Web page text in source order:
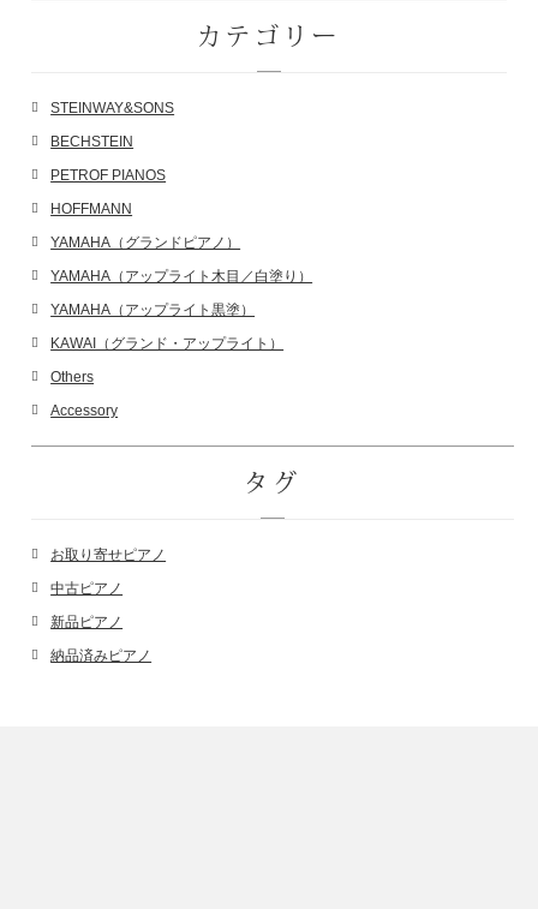
カテゴリー
STEINWAY&SONS
BECHSTEIN
PETROF PIANOS
HOFFMANN
YAMAHA（グランドピアノ）
YAMAHA（アップライト木目／白塗り）
YAMAHA（アップライト黒塗）
KAWAI（グランド・アップライト）
Others
Accessory
タグ
お取り寄せピアノ
中古ピアノ
新品ピアノ
納品済みピアノ